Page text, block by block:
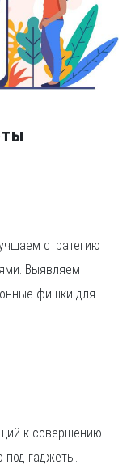
стратегию
Выявляем
фишки для
к совершению
под гаджеты.